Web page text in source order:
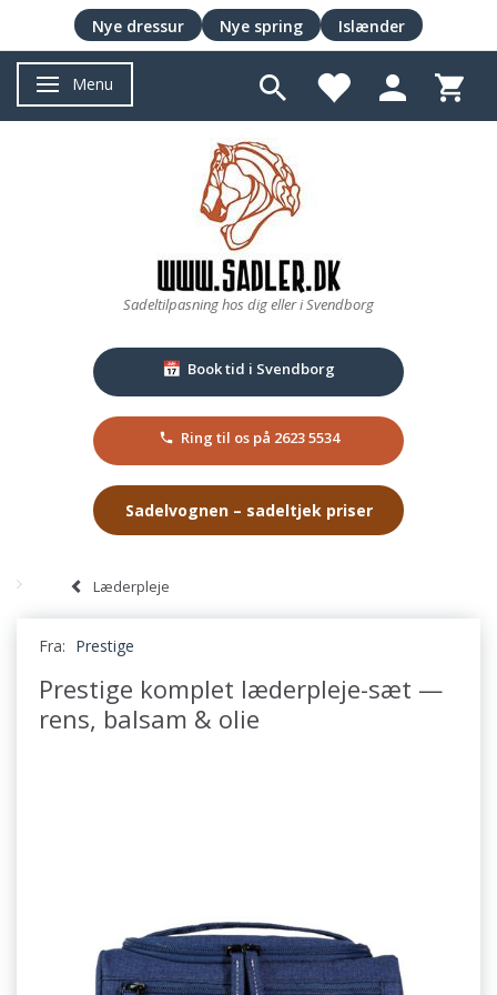
Skifte navigation
Menu
Sadeltilpasning hos dig eller i Svendborg
📅 Book tid i Svendborg
Ring til os på 2623 5534
Sadelvognen – sadeltjek priser
Læderpleje
Fra: Prestige
Prestige komplet læderpleje-sæt —
rens, balsam & olie
Nye dressur Nye spring Islænder